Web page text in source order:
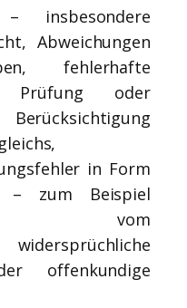
– insbesondere
Abweichungen
fehlerhafte
Prüfung oder
in Form
– zum Beispiel
vom
widersprüchliche
offenkundige